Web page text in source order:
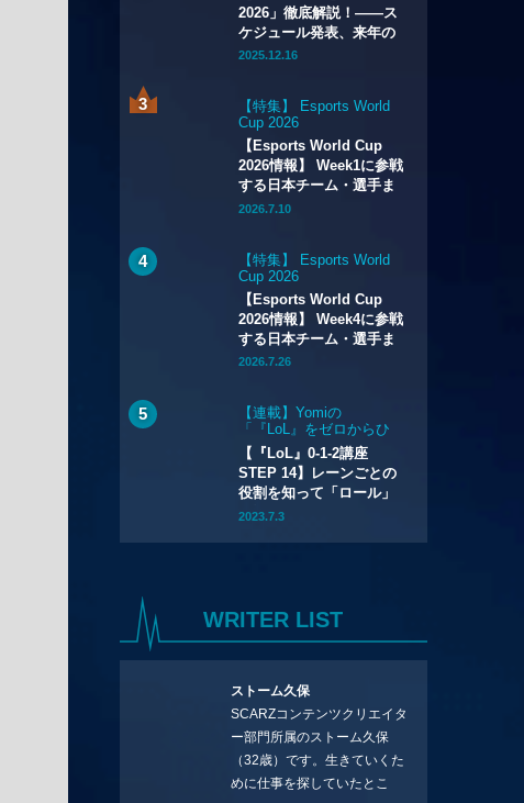
2026」徹底解説！——ス
ケジュール発表、来年の
最高峰リーグ全貌が明ら
2025.12.16
【特集】 Esports World
Cup 2026
【Esports World Cup
2026情報】 Week1に参戦
する日本チーム・選手ま
とめ
2026.7.10
【特集】 Esports World
Cup 2026
【Esports World Cup
2026情報】 Week4に参戦
する日本チーム・選手ま
とめ
2026.7.26
【連載】Yomiの
「『LoL』をゼロからひ
とりでも始められるハウ
ツー講座」
【『LoL』0-1-2講座
STEP 14】レーンごとの
役割を知って「ロール」
を選ぼう
2023.7.3
WRITER LIST
ストーム久保
SCARZコンテンツクリエイタ
ー部門所属のストーム久保
（32歳）です。生きていくた
めに仕事を探していたとこ